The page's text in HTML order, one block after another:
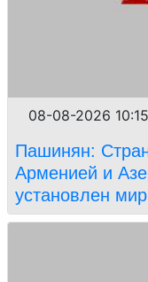
08-08-2026 10:15
Пашинян:
Арменией и
установлен мир